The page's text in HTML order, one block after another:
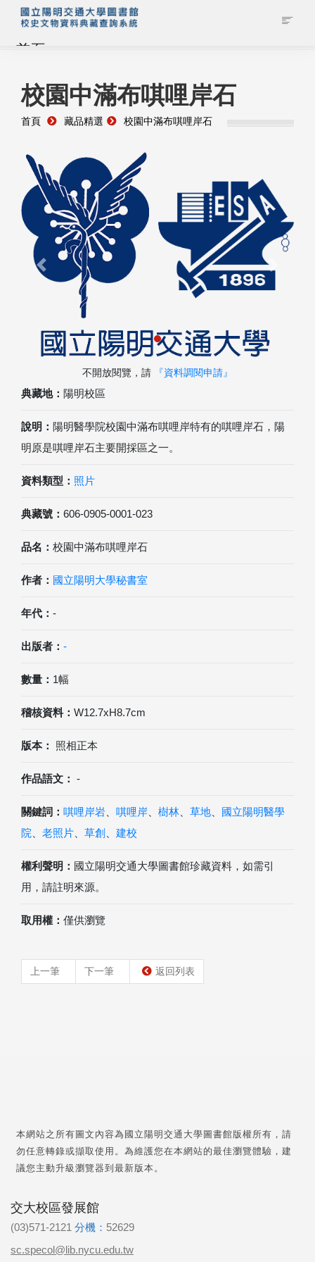
首頁
藏品查詢
校史館簡介
藏品清單全覽
資料調閱申請
管理者登入
校園中滿布唭哩岸石
首頁 藏品精選 校園中滿布唭哩岸石
典藏地： 陽明校區
說明： 陽明醫學院校園中滿布唭哩岸特有的唭哩岸石，陽
明原是唭哩岸石主要開採區之一。
資料類型： 照片
典藏號： 606-0905-0001-023
品名： 校園中滿布唭哩岸石
作者： 國立陽明大學秘書室
年代： -
出版者： -
數量： 1幅
稽核資料： W12.7xH8.7cm
版本： 照相正本
作品語文： -
關鍵詞： 唭哩岸岩 唭哩岸 樹林 草地
國立陽明醫學
院
老照片 草創 建校
權利聲明： 國立陽明交通大學圖書館珍藏資料，如需引
用，請註明來源。
取用權： 僅供瀏覽
上一筆 下一筆 返回列表
Previous Next
不開放閱覽，請 『資料調閱申請』
本網站之所有圖文內容為國立陽明交通大學圖書館版權所有，請
勿任意轉錄或擷取使用。為維護您在本網站的最佳瀏覽體驗，建
議您主動升級瀏覽器到最新版本。
交大校區發展館
(03)571-2121 分機： 52629
sc.specol@lib.nycu.edu.tw